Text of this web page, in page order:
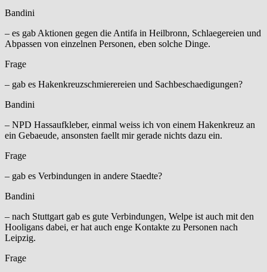
Bandini
– es gab Aktionen gegen die Antifa in Heilbronn, Schlaegereien und
Abpassen von einzelnen Personen, eben solche Dinge.
Frage
– gab es Hakenkreuzschmierereien und Sachbeschaedigungen?
Bandini
– NPD Hassaufkleber, einmal weiss ich von einem Hakenkreuz an
ein Gebaeude, ansonsten faellt mir gerade nichts dazu ein.
Frage
– gab es Verbindungen in andere Staedte?
Bandini
– nach Stuttgart gab es gute Verbindungen, Welpe ist auch mit den
Hooligans dabei, er hat auch enge Kontakte zu Personen nach
Leipzig.
Frage